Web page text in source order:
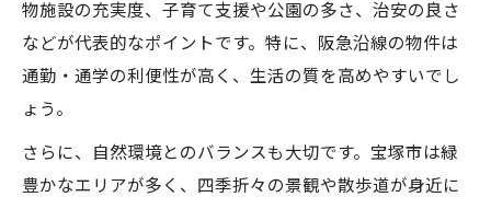
物施設の充実度、子育て支援や公園の多さ、治安の良さ
などが代表的なポイントです。特に、阪急沿線の物件は
通勤・通学の利便性が高く、生活の質を高めやすいでし
ょう。
さらに、自然環境とのバランスも大切です。宝塚市は緑
豊かなエリアが多く、四季折々の景観や散歩道が身近に